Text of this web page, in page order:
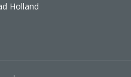
Holland